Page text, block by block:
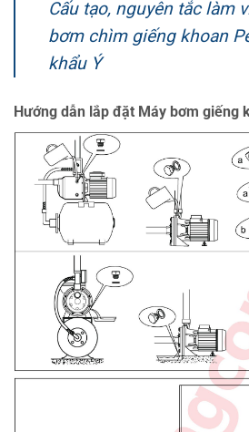
Cấu tạo, nguyên tắc làm
bơm chìm giếng khoan
khẩu Ý
Hướng dẫn lắp đặt Máy bơm giếng